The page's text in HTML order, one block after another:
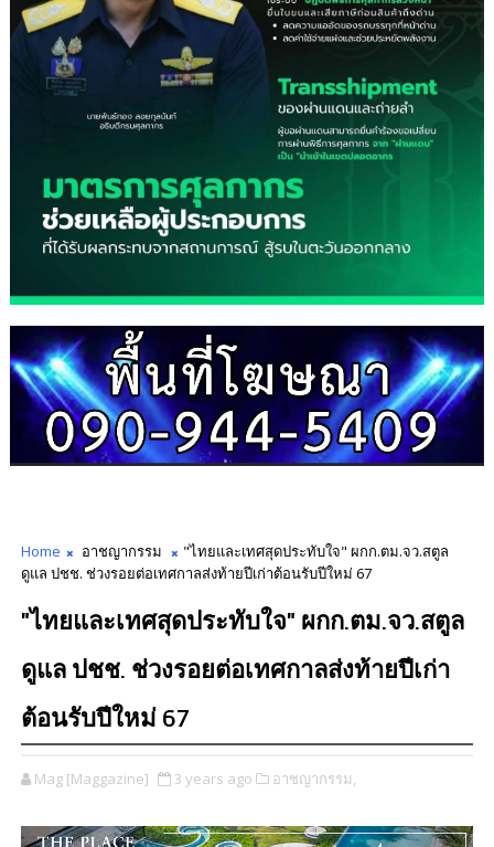
Home อาชญากรรม
"ไทยและเทศสุดประทับใจ" ผกก.ตม.จว.สตูล
ดูแล ปชช. ช่วงรอยต่อเทศกาลส่งท้ายปีเก่าต้อนรับปีใหม่ 67
"ไทยและเทศสุดประทับใจ" ผกก.ตม.จว.สตูล
ดูแล ปชช. ช่วงรอยต่อเทศกาลส่งท้ายปีเก่า
ต้อนรับปีใหม่ 67
Mag [Maggazine] 3 years ago อาชญากรรม,